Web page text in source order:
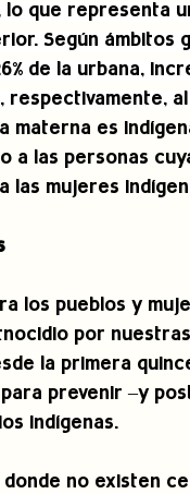
lo que
Según ámbitos
de la urbana,
respectivamente,
materna es
a las personas
las mujeres
los pueblos y
por
la primera
prevenir –y
indígenas.
no existen